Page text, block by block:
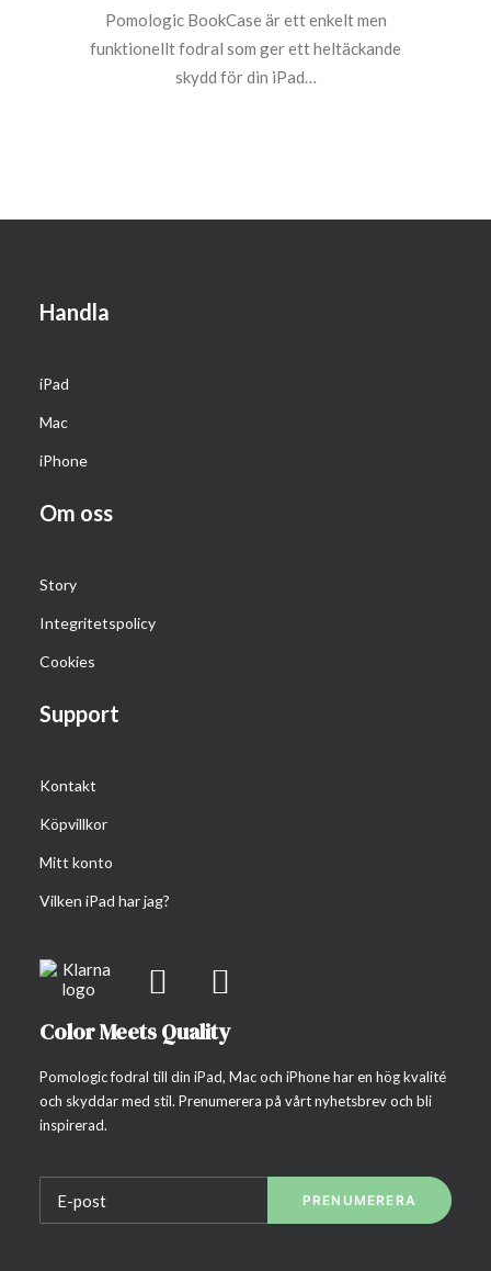
Pomologic BookCase är ett enkelt men
funktionellt fodral som ger ett heltäckande
skydd för din iPad…
Handla
iPad
Mac
iPhone
Om oss
Story
Integritetspolicy
Cookies
Support
Kontakt
Köpvillkor
Mitt konto
Vilken iPad har jag?
Color Meets Quality
Pomologic fodral till din iPad, Mac och iPhone har en hög kvalité
och skyddar med stil. Prenumerera på vårt nyhetsbrev och bli
inspirerad.